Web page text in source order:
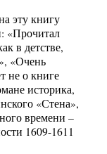
эту книгу
«Прочитал
в детстве,
«Очень
не о книге
историка,
«Стена»,
времени –
1609-1611